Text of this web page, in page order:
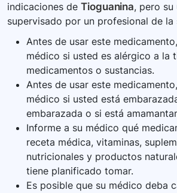
indicaciones de Tioguanina, pero su
supervisado por un profesional de la
Antes de usar este
médico si usted es alérgico a la
medicamentos o sustancias.
Antes de usar este
médico si usted está
embarazada o si está
Informe a su médico qué
receta médica, vitaminas,
nutricionales y productos
tiene planificado tomar.
Es posible que su médico deba